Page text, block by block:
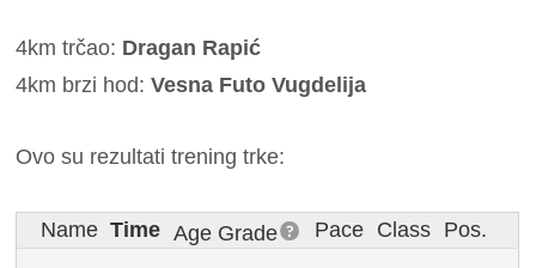
4km trčao: Dragan Rapić
4km brzi hod:Vesna Futo Vugdelija
Ovo su rezultati trening trke:
Name Time Age Grade Pace Class Pos.